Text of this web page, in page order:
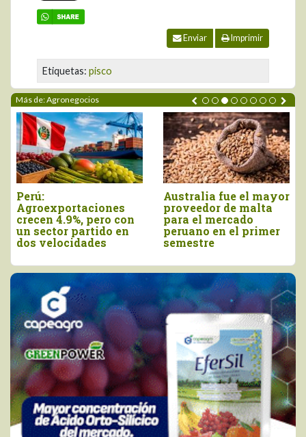
Enviar Imprimir
Etiquetas: pisco
Más de: Agronegocios
Perú:
Agroexportaciones
crecen 4.9%, pero con
un sector partido en
dos velocidades
Australia fue el mayor
proveedor de malta
para el mercado
peruano en el primer
semestre